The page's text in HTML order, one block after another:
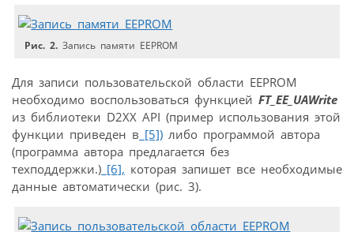
Рис. 2. Запись памяти EEPROM
Для записи пользовательской области EEPROM
необходимо воспользоваться функцией FT_EE_UAWrite
из библиотеки D2XX API (пример использования этой
функции приведен в [5]) либо программой автора
(программа автора предлагается без
техподдержки.) [6], которая запишет все необходимые
данные автоматически (рис. 3).